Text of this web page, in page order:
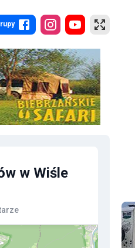
w Wiśle